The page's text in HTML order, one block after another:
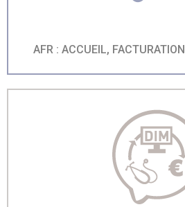
AFR : ACCUEIL,